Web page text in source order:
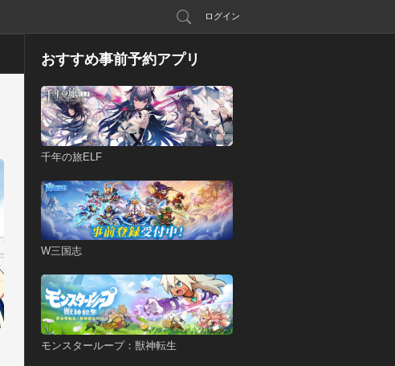
ログイン
おすすめ事前予約アプリ
千年の旅ELF
W三国志
モンスターループ：獣神転生